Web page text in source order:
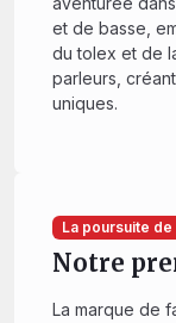
et de basse,
du tolex et de
parleurs,
uniques.
La poursuite
Notre
La marque de